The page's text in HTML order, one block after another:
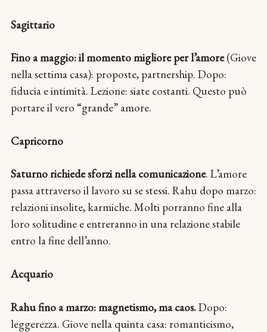
Sagittario
Fino a maggio: il momento migliore per l’amore(Giove
nella settima casa): proposte, partnership. Dopo:
fiducia e intimità. Lezione: siate costanti. Questo può
portare il vero “grande” amore.
Capricorno
Saturno richiede sforzi nella comunicazione. L’amore
passa attraverso il lavoro su se stessi. Rahu dopo marzo:
relazioni insolite, karmiche. Molti porranno fine alla
loro solitudine e entreranno in una relazione stabile
entro la fine dell’anno.
Acquario
Rahu fino a marzo: magnetismo, ma caos.Dopo:
leggerezza. Giove nella quinta casa: romanticismo,